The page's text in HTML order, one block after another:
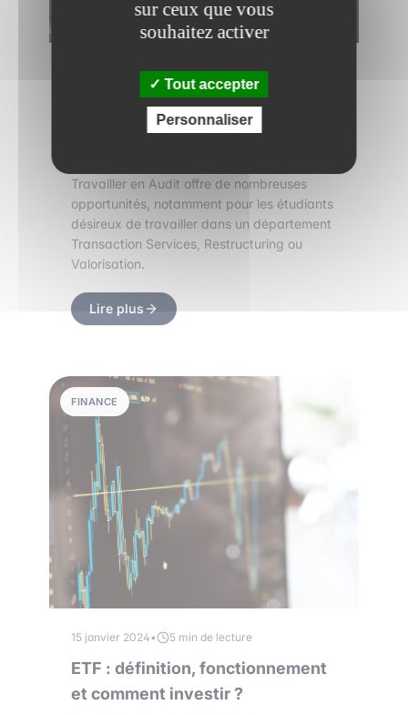
19 février 2024• 4 min de lecture
Démarrer sa carrière dans le
département Audit et Conseil en
Travailler en Audit offre de nombreuses
opportunités, notamment pour les étudiants
désireux de travailler dans un département
Transaction Services, Restructuring ou
Valorisation.
Lire plus
FINANCE
15 janvier 2024• 5 min de lecture
ETF : définition, fonctionnement
et comment investir ?
sur ceux que vous
souhaitez activer
Tout accepter
Personnaliser